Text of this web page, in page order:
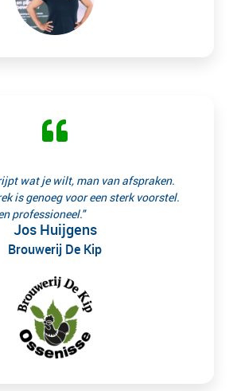
wat je wilt, man van afspraken.
is genoeg voor een sterk voorstel.
professioneel."
Jos Huijgens
Brouwerij De Kip